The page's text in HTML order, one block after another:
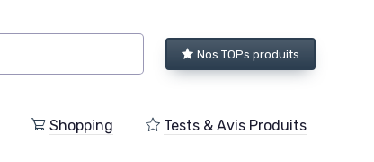
Nos TOPs produits
Shopping Tests & Avis Produits